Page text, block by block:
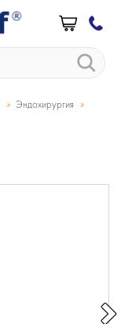
» Эндохирургия »